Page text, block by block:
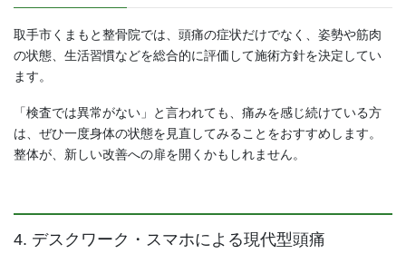
取手市くまもと整骨院では、頭痛の症状だけでなく、姿勢や筋肉
の状態、生活習慣などを総合的に評価して施術方針を決定してい
ます。
「検査では異常がない」と言われても、痛みを感じ続けている方
は、ぜひ一度身体の状態を見直してみることをおすすめします。
整体が、新しい改善への扉を開くかもしれません。
4. デスクワーク・スマホによる現代型頭痛